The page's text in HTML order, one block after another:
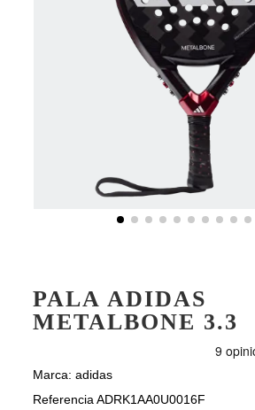
PALA ADIDAS
METALBONE 3.3
Marca: adidas
Referencia ADRK1AA0U0016F